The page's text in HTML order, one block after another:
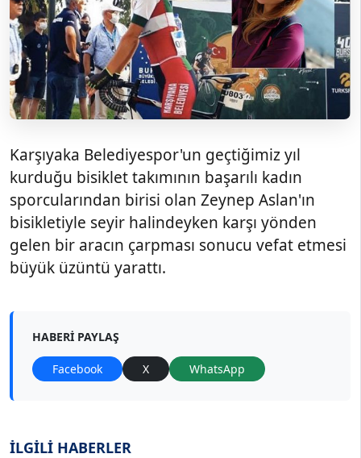
Karşıyaka Belediyespor'un geçtiğimiz yıl
kurduğu bisiklet takımının başarılı kadın
sporcularından birisi olan Zeynep Aslan'ın
bisikletiyle seyir halindeyken karşı yönden
gelen bir aracın çarpması sonucu vefat etmesi
büyük üzüntü yarattı.
HABERI PAYLAŞ
Facebook X WhatsApp
İLGİLİ HABERLER